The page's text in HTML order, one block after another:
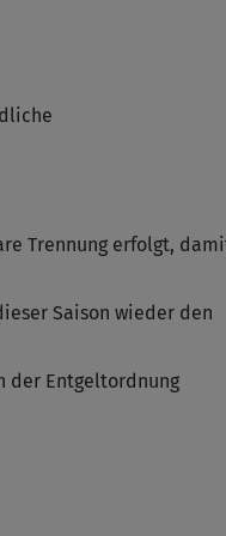
Trennung erfolgt,
Saison wieder den
der Entgeltordnung